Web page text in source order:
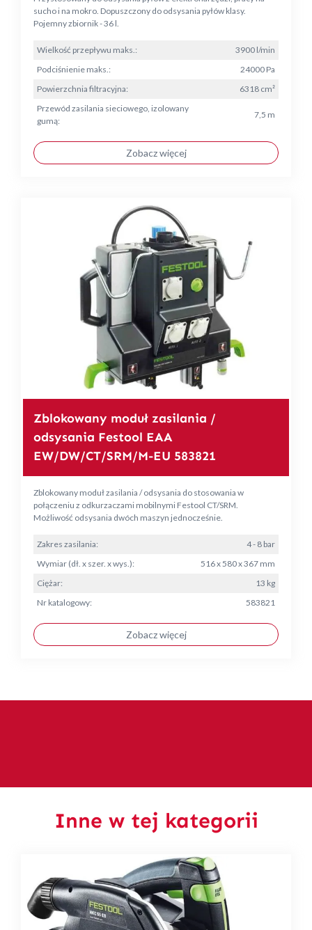
sucho i na mokro. Dopuszczony do odsysania pyłów klasy.
Pojemny zbiornik - 36 l.
Wielkość przepływu maks.:
3900 l/min
Podciśnienie maks.:
24000 Pa
Powierzchnia filtracyjna:
6318 cm²
Przewód zasilania sieciowego, izolowany
gumą:
7,5 m
Zobacz więcej
Zblokowany moduł zasilania /
odsysania Festool EAA
EW/DW/CT/SRM/M-EU 583821
Zblokowany moduł zasilania / odsysania do stosowania w
połączeniu z odkurzaczami mobilnymi Festool CT/SRM.
Możliwość odsysania dwóch maszyn jednocześnie.
Zakres zasilania:
4 - 8 bar
Wymiar (dł. x szer. x wys.):
516 x 580 x 367 mm
Ciężar:
13 kg
Nr katalogowy:
583821
Zobacz więcej
Inne w tej kategorii